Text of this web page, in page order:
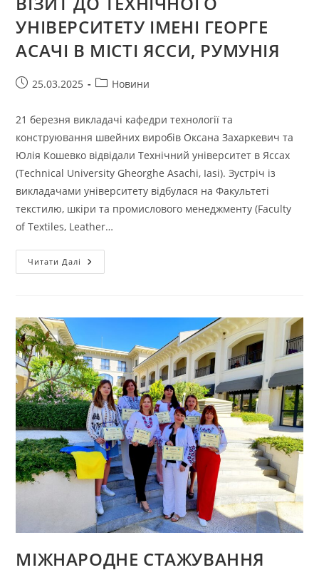
УНІВЕРСИТЕТУ ІМЕНІ ГЕОРГЕ
АСАЧІ В МІСТІ ЯССИ, РУМУНІЯ
Запис25.03.2025
Категорія
Новини
21 березня викладачі кафедри технології та
конструювання швейних виробів Оксана Захаркевич та
Юлія Кошевко відвідали Технічний університет в Яссах
(Technical University Gheorghe Asachi, Iasi). Зустріч із
викладачами університету відбулася на Факультеті
текстилю, шкіри та промислового менеджменту (Faculty
of Textiles, Leather…
Читати Далі ВІЗИТ
ДО
АСАЧІ
МІСТІ
ЯССИ,
РУМУНІЯ
МІЖНАРОДНЕ СТАЖУВАННЯ